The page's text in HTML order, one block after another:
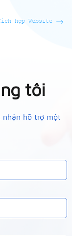
hợp Website
tôi
nhận hỗ trợ một